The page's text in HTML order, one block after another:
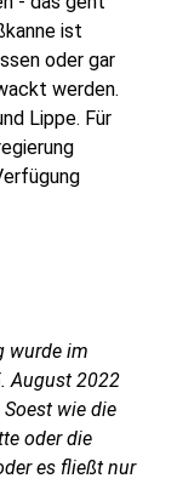
ist
oder gar
werden.
Lippe. Für
wurde im
August 2022
wie die
oder die
es fließt nur